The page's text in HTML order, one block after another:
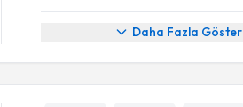
Daha Fazla Göster